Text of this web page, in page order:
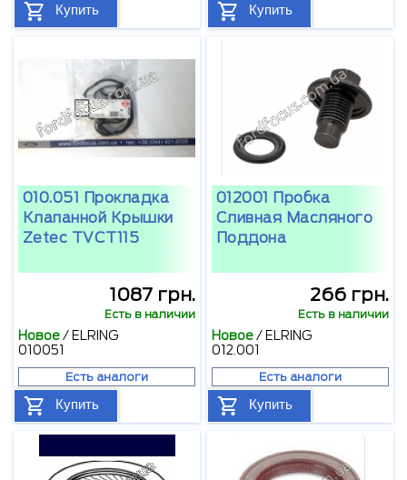
Купить Купить
010.051 Прокладка
Клапанной Крышки
Zetec TVCT115
1087 грн.
Есть в наличии
Новое/ ELRING
010051
Есть аналоги
Купить
012001 Пробка
Сливная Масляного
Поддона
266 грн.
Есть в наличии
Новое/ ELRING
012.001
Есть аналоги
Купить